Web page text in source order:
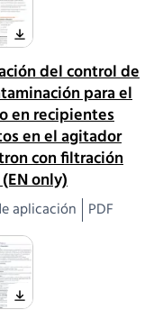
del control de
para el
en recipientes
en el agitador
con filtración
only)
aplicación PDF